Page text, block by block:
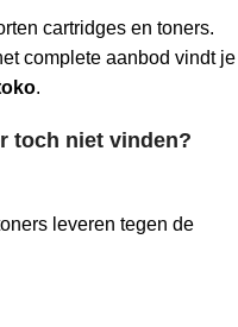
cartridges en toners.
complete aanbod vindt je
.
toch niet vinden?
leveren tegen de